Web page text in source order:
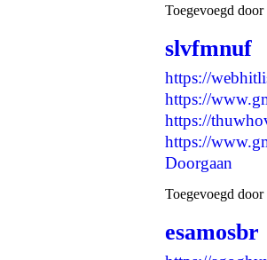
Toegevoegd door
slvfmnuf
https://
https://
https://
https://
Doorgaan
Toegevoegd door
esamosbr